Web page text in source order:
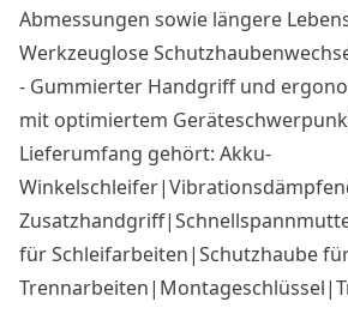
Abmessungen sowie längere
Werkzeuglose
- Gummierter Handgriff und
mit optimiertem
Lieferumfang gehört: Akku-
für Schleifarbeiten|Schutzhaube